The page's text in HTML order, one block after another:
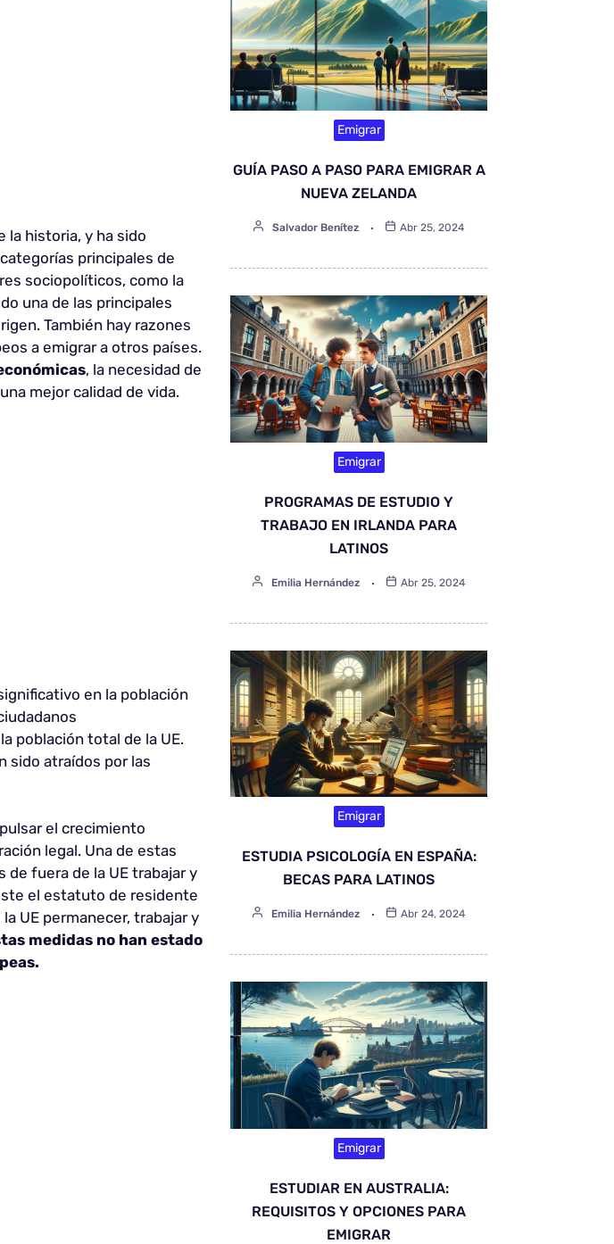
la historia, y ha sido
principales de
sociopolíticos, como la
una de las principales
También hay razones
a emigrar a otros países.
, la necesidad de
mejor calidad de vida.
en la población
población total de la UE.
sido atraídos por las
el crecimiento
legal. Una de estas
de fuera de la UE trabajar y
el estatuto de residente
UE permanecer, trabajar y
medidas no han estado
Emigrar
GUÍA PASO A PASO PARA EMIGRAR A
NUEVA ZELANDA
Salvador Benítez Abr 25, 2024
Emigrar
PROGRAMAS DE ESTUDIO Y
TRABAJO EN IRLANDA PARA
LATINOS
Emilia Hernández Abr 25, 2024
Emigrar
ESTUDIA PSICOLOGÍA EN ESPAÑA:
BECAS PARA LATINOS
Emilia Hernández Abr 24, 2024
Emigrar
ESTUDIAR EN AUSTRALIA:
REQUISITOS Y OPCIONES PARA
EMIGRAR